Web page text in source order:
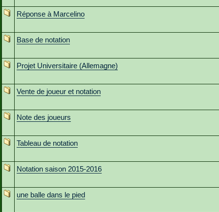
Réponse à Marcelino
Base de notation
Projet Universitaire (Allemagne)
Vente de joueur et notation
Note des joueurs
Tableau de notation
Notation saison 2015-2016
une balle dans le pied